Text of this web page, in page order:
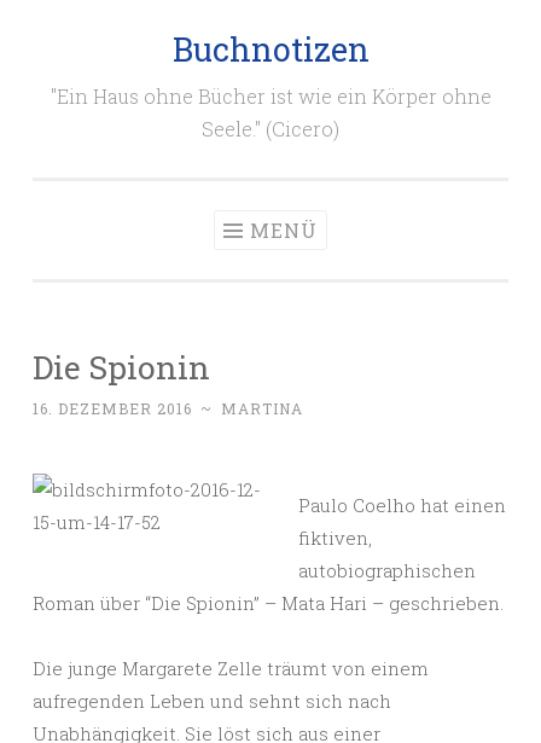
Buchnotizen
"Ein Haus ohne Bücher ist wie ein Körper ohne
Seele." (Cicero)
MENÜ
Die Spionin
16. DEZEMBER 2016 ~ MARTINA
Paulo Coelho hat einen
fiktiven,
autobiographischen
Roman über “Die Spionin” – Mata Hari – geschrieben.
Die junge Margarete Zelle träumt von einem
aufregenden Leben und sehnt sich nach
Unabhängigkeit. Sie löst sich aus einer